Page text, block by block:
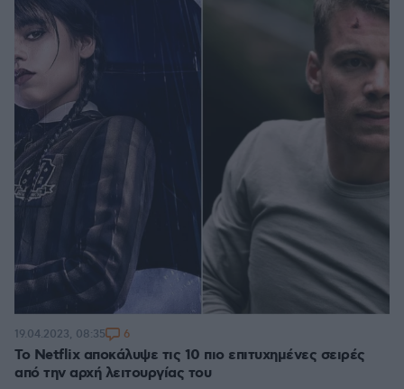
Το Netflix αποκάλυψε τις 10 πιο επιτυχημένες σειρές
από την αρχή λειτουργίας του
19.04.2023, 08:35 6